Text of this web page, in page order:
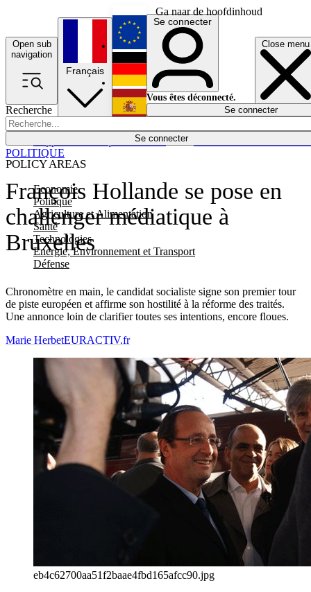
Ga naar de hoofdinhoud
Open sub
navigation
Close menu
Recherche
Se connecter
POLICY AREAS
Economie
Politique
Agriculture et Alimentation
Santé
Technologies
Energie, Environnement et Transport
Défense
Économie
Français
English
Deutsch
Español
Se connecter
Vous êtes déconnecté.
Se connecter
François Hollande se pose en
challenger médiatique à
Bruxelles
Chronomètre en main, le candidat socialiste signe son premier tour
de piste européen et affirme son hostilité à la réforme des traités.
Une annonce loin de clarifier toutes ses intentions, encore floues.
POLITIQUE
Marie HerbetEURACTIV.fr
eb4c62700aa51f2baae4fbd165afcc90.jpg